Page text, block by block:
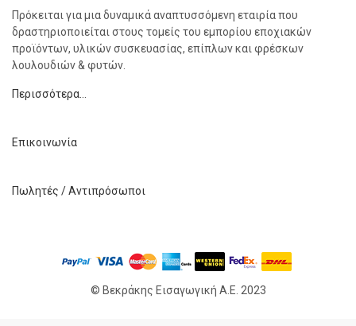
Πρόκειται για μια δυναμικά αναπτυσσόμενη εταιρία που
δραστηριοποιείται στους τομείς του εμπορίου εποχιακών
προϊόντων, υλικών συσκευασίας, επίπλων και φρέσκων
λουλουδιών & φυτών.
Περισσότερα…
Επικοινωνία
Πωλητές / Αντιπρόσωποι
© Βεκράκης Εισαγωγική Α.Ε. 2023